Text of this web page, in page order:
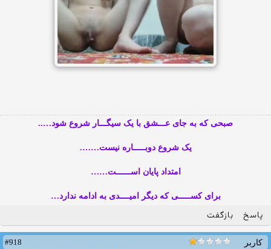
صبحی که به جای عـــشق با یک سیگـــار شروع شود…..
یک شروع دوبـــــاره نیست…….
امتداد پایان اســــــت……
برای کســـــی که دیگر امیــــدی به ادامه ندارد…
پاسخ بازگفت
کاربر
#918